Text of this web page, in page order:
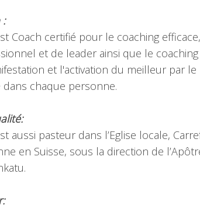
:
Coach certifié pour le coaching
et de leader ainsi que le coaching
et l'activation du meilleur par
chaque personne.
aussi pasteur dans l’Eglise locale,
en Suisse, sous la direction de